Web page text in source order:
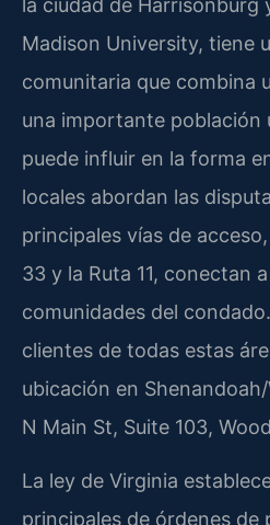
la ciudad de Harrisonburg
Madison University, tiene
comunitaria que combina
una importante población
puede influir en la forma
locales abordan las
principales vías de
33 y la Ruta 11, conectan
comunidades del
clientes de todas estas
ubicación en
N Main St, Suite 103,
La ley de Virginia
principales de órdenes de